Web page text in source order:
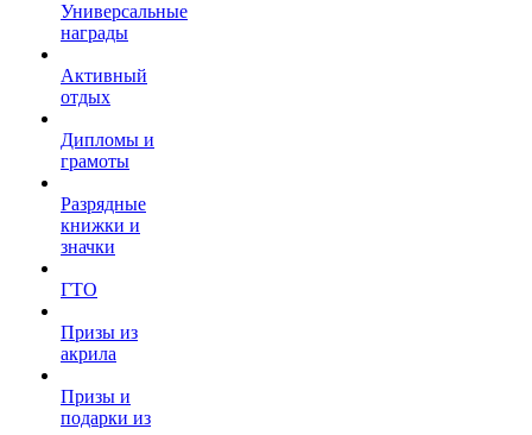
Универсальные
награды
Активный
отдых
Дипломы и
грамоты
Разрядные
книжки и
значки
ГТО
Призы из
акрила
Призы и
подарки из